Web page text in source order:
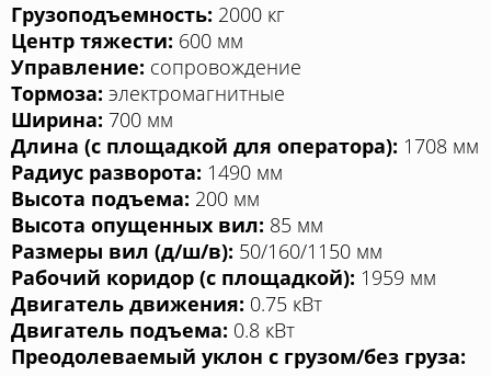
Грузоподъемность: 2000 кг
Центр тяжести: 600 мм
Управление: сопровождение
Тормоза: электромагнитные
Ширина: 700 мм
Длина (с площадкой для оператора): 1708 мм
Радиус разворота: 1490 мм
Высота подъема: 200 мм
Высота опущенных вил: 85 мм
Размеры вил (д/ш/в): 50/160/1150 мм
Рабочий коридор (с площадкой): 1959 мм
Двигатель движения: 0.75 кВт
Двигатель подъема: 0.8 кВт
Преодолеваемый уклон с грузом/без груза: